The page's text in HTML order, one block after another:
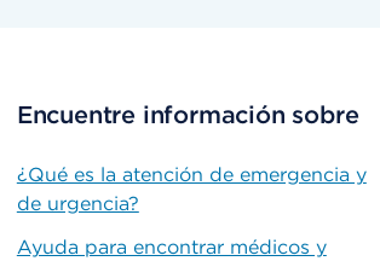
Encuentre información sobre
¿Qué es la atención de emergencia y
de urgencia?
Ayuda para encontrar médicos y